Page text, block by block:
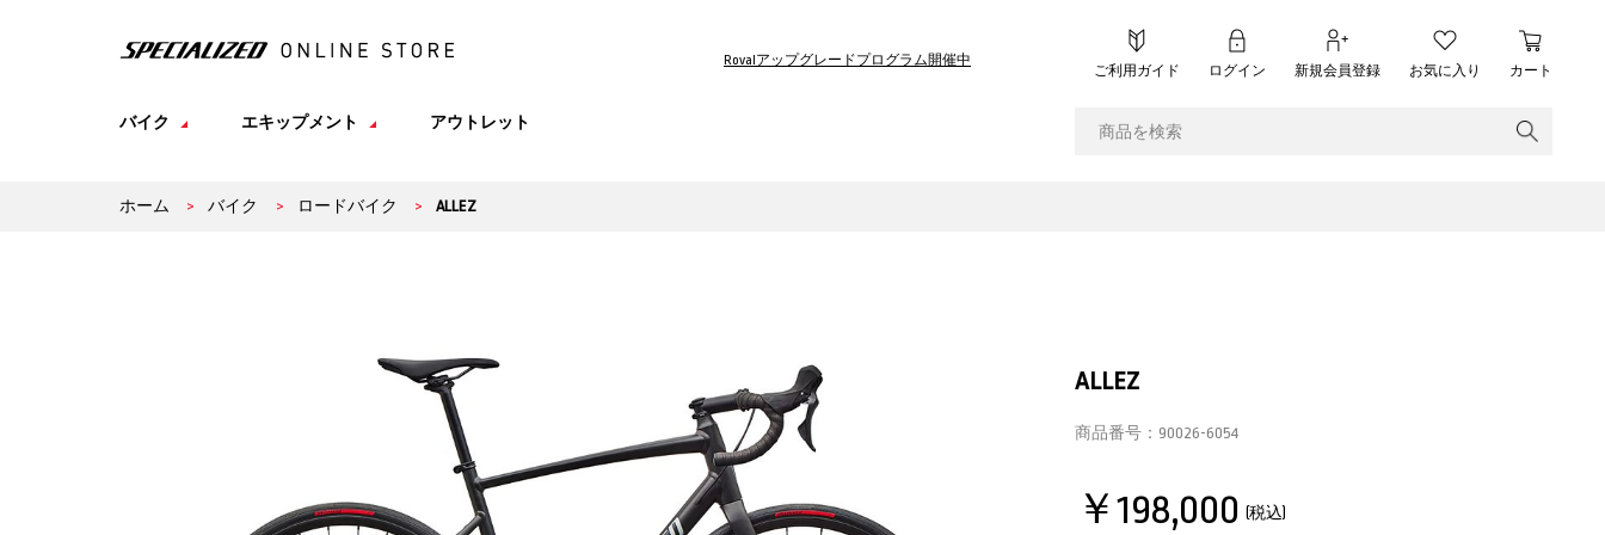
Rovalアップグレードプログラム開催中
ご利用ガイド ログイン 新規会員登録 お気に入り カート
バイク エキップメント アウトレット
ホーム > バイク > ロードバイク > ALLEZ
ALLEZ
商品番号： 90026-6054
￥198,000 (税込)